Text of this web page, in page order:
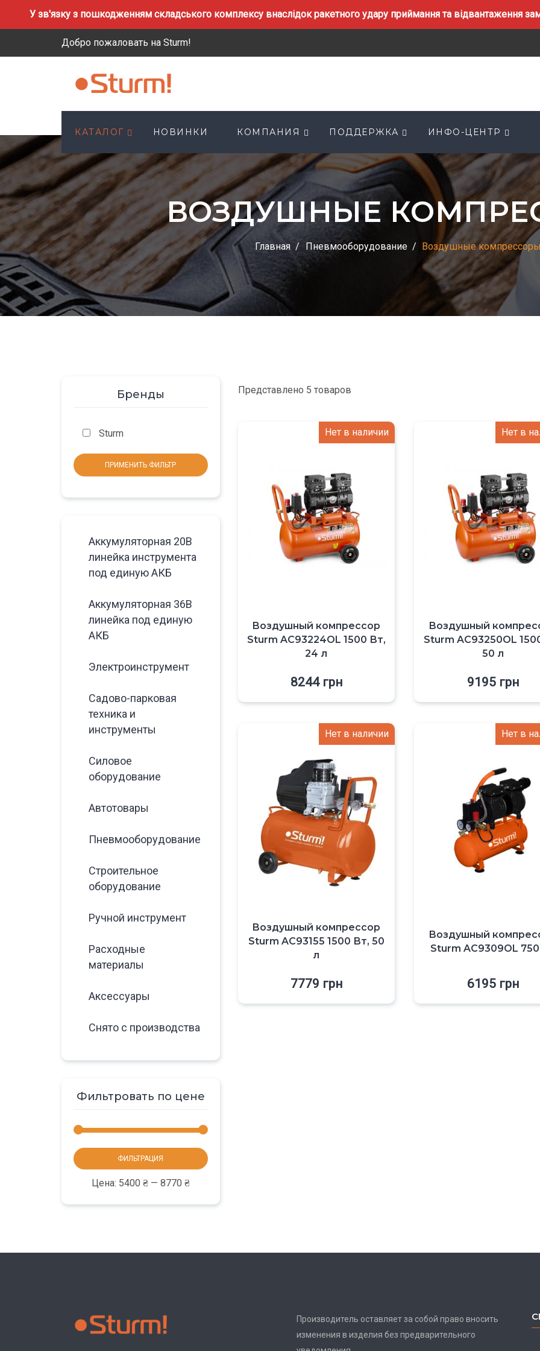
У зв'язку з пошкодженням складського комплексу внаслідок ракетного удару приймання та відвантаження
Добро пожаловать на Sturm!
КАТАЛОГ НОВИНКИ КОМПАНИЯ ПОДДЕРЖКА ИНФО-ЦЕНТР
ВОЗДУШНЫЕ
Главная Пневмооборудование Воздушные компрессоры
Бренды
Sturm
ПРИМЕНИТЬ ФИЛЬТР
Аккумуляторная 20В
линейка инструмента
под единую АКБ
Аккумуляторная 36В
линейка под единую
АКБ
Электроинструмент
Садово-парковая
техника и
инструменты
Силовое
оборудование
Автотовары
Пневмооборудование
Строительное
оборудование
Ручной инструмент
Расходные
материалы
Аксессуары
Снято с производства
Фильтровать по цене
Минимальная
Максимальная
ФИЛЬТРАЦИЯ
Цена: 5400 ₴— 8770 ₴
Представлено 5 товаров
Нет в наличии
Воздушный компрессор
Sturm AC93224OL 1500 Вт,
24 л
8244 грн
Нет в
Воздушный
Sturm AC93250OL
50 л
9195 грн
Нет в наличии
Воздушный компрессор
Sturm AC93155 1500 Вт, 50
л
7779 грн
Нет в
Воздушный
Sturm AC9309OL
6195 грн
Производитель оставляет за собой право вносить
изменения в изделия без предварительного